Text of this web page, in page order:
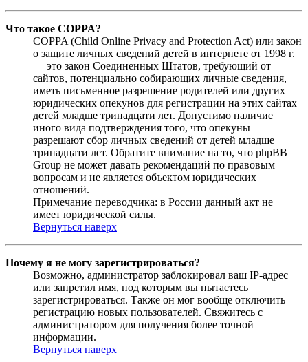
Что такое COPPA?
COPPA (Child Online Privacy and Protection Act) или закон
о защите личных сведений детей в интернете от 1998 г.
— это закон Соединенных Штатов, требующий от
сайтов, потенциально собирающих личные сведения,
иметь письменное разрешение родителей или других
юридических опекунов для регистрации на этих сайтах
детей младше тринадцати лет. Допустимо наличие
иного вида подтверждения того, что опекуны
разрешают сбор личных сведений от детей младше
тринадцати лет. Обратите внимание на то, что phpBB
Group не может давать рекомендаций по правовым
вопросам и не является объектом юридических
отношений.
Примечание переводчика: в России данный акт не
имеет юридической силы.
Вернуться наверх
Почему я не могу зарегистрироваться?
Возможно, администратор заблокировал ваш IP-адрес
или запретил имя, под которым вы пытаетесь
зарегистрироваться. Также он мог вообще отключить
регистрацию новых пользователей. Свяжитесь с
администратором для получения более точной
информации.
Вернуться наверх